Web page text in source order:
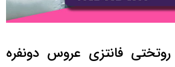
فانتزی عروس دونفره